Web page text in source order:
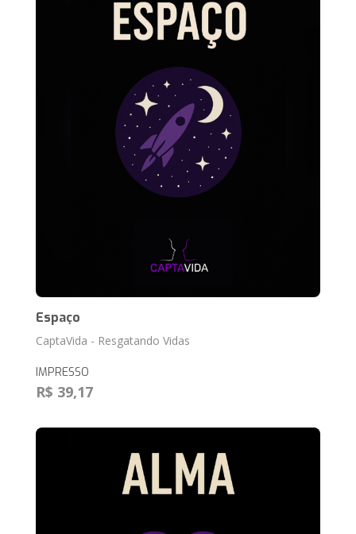
Espaço
CaptaVida - Resgatando Vidas
IMPRESSO
R$ 39,17